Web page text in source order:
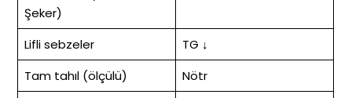
Şeker)
Lifli sebzeler
TG ↓
Tam tahıl (ölçülü)
Nötr